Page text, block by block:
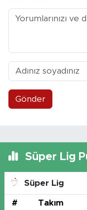
Gönder
Süper Lig
Süper Lig
# Takım